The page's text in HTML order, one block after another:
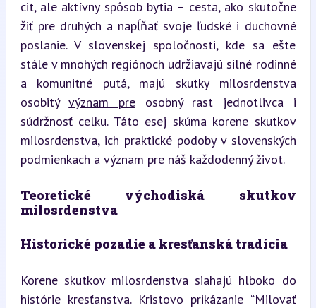
cit, ale aktívny spôsob bytia – cesta, ako skutočne
žiť pre druhých a napĺňať svoje ľudské i duchovné
poslanie. V slovenskej spoločnosti, kde sa ešte
stále v mnohých regiónoch udržiavajú silné rodinné
a komunitné putá, majú skutky milosrdenstva
osobitý význam pre osobný rast jednotlivca i
súdržnosť celku. Táto esej skúma korene skutkov
milosrdenstva, ich praktické podoby v slovenských
podmienkach a význam pre náš každodenný život.
Teoretické východiská skutkov
milosrdenstva
Historické pozadie a kresťanská tradícia
Korene skutkov milosrdenstva siahajú hlboko do
histórie kresťanstva. Kristovo prikázanie “Milovať